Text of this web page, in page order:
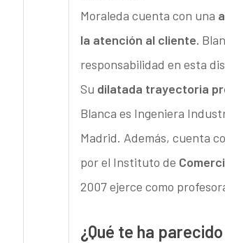
Moraleda cuenta con una
la atención al cliente.
responsabilidad en esta
Su dilatada trayectoria
Blanca es Ingeniera
Madrid. Además, cuenta
por el Instituto de
2007 ejerce como
¿Qué te ha